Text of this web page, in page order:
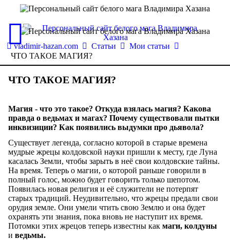
vladimir-hazan.com Статьи
Мои статьи
ЧТО ТАКОЕ МАГИЯ?
ЧТО ТАКОЕ МАГИЯ?
Магия - что это такое? Откуда взялась магия? Какова
правда о ведьмах и магах? Почему существовали пытки
инквизиции? Как появились выдумки про дьявола?
Существует легенда, согласно которой в старые времена
мудрые жрецы колдовской науки пришли к месту, где Луна
касалась Земли, чтобы зарыть в неё свои колдовские тайны.
На время. Теперь о магии, о которой раньше говорили в
полный голос, можно будет говорить только шепотом.
Появилась новая религия и её служители не потерпят
старых традиций. Неудивительно, что жрецы предали свои
орудия земле. Они умели чтить свою Землю и она будет
охранять эти знания, пока вновь не наступит их время.
Потомки этих жрецов теперь известны как маги, колдуны
и ведьмы.